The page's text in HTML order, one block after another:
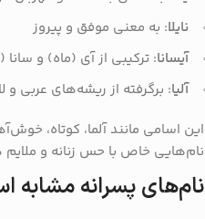
نایلا: به معنی موفق و پیروز
آیسانا: ترکیبی از آی (ماه) و سانا
آلیا: برگرفته از ریشه‌های عربی و
این اسامی مانند آلما، کوتاه،
نام‌هایی خاص با حس زنانه و
نام‌های پسرانه مشابه